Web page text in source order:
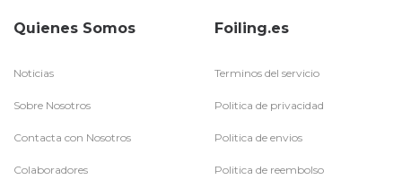
Quienes Somos
Noticias
Sobre Nosotros
Contacta con Nosotros
Colaboradores
Foiling.es
Terminos del servicio
Politica de privacidad
Politica de envios
Politica de reembolso